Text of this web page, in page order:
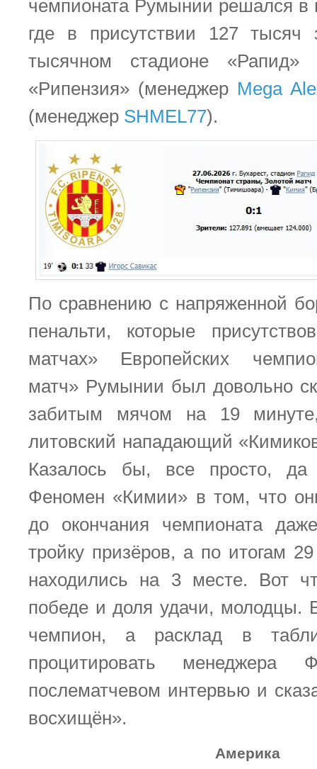
чемпионата Румынии решался в
где в присутствии 127 тысяч
тысячном стадионе «Рапид»
«Рипензия» (менеджер Mega
(менеджер SHMEL77).
По сравнению с напряженной
пенальти, которые
матчах» Европейских
матч» Румынии был довольно
забитым мячом на 19
литовский нападающий
Казалось бы, все просто,
Феномен «Кимии» в том, что
до окончания чемпионата
тройку призёров, а по итогам
находились на 3 месте. Вот
победе и доля удачи,
чемпион, а расклад в
процитировать
послематчевом интервью и
восхищён».
Америка